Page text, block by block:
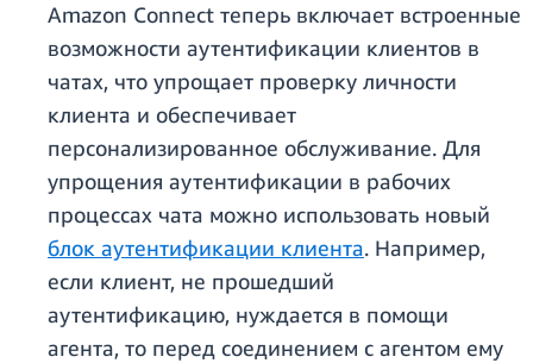
Amazon Connect теперь включает встроенные
возможности аутентификации клиентов в
чатах, что упрощает проверку личности
клиента и обеспечивает
персонализированное обслуживание. Для
упрощения аутентификации в рабочих
процессах чата можно использовать новый
блок аутентификации клиента. Например,
если клиент, не прошедший
аутентификацию, нуждается в помощи
агента, то перед соединением с агентом ему